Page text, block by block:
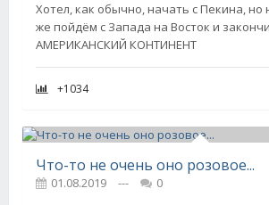
Хотел, как обычно, начать с Пекина, но
же пойдём с Запада на Восток и
АМЕРИКАНСКИЙ КОНТИНЕНТ
+1034
Что-то не очень оно розовое...
01.08.2019 ---
0